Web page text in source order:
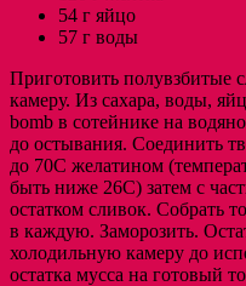
54 г яйцо
57 г воды
Приготовить полувзбитые
камеру. Из сахара, воды,
bomb в сотейнике на
до остывания. Соединить
до 70С желатином
быть ниже 26С) затем с
остатком сливок. Собрать
в каждую. Заморозить.
холодильную камеру до
остатка мусса на готовый